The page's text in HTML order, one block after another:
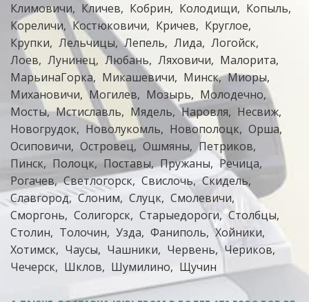
Климовичи
Кличев Кобрин Колодищи
Копыль
Кореличи
Костюковичи Кричев
Круглое
Крупки
Лельчицы Лепель Лида
Логойск
Лоев
Лунинец Любань Ляховичи
Малорита
МарьинаГорка
Микашевичи Минск Миоры
Михановичи
Могилев Мозырь
Молодечно
Мосты Мстиславль Мядель Наровля
Несвиж
Новогрудок
Новолукомль Новополоцк
Орша
Осиповичи
Островец Ошмяны
Петриков
Пинск
Полоцк Поставы Пружаны
Речица
Рогачев Светлогорск Свислочь Скидель
Славгород Слоним Слуцк Смолевичи
Сморгонь
Солигорск Старыедороги
Столбцы
Столин
Толочин Узда Фаниполь
Хойники
Хотимск
Чаусы Чашники Червень
Чериков
Чечерск
Шклов Шумилино Щучин